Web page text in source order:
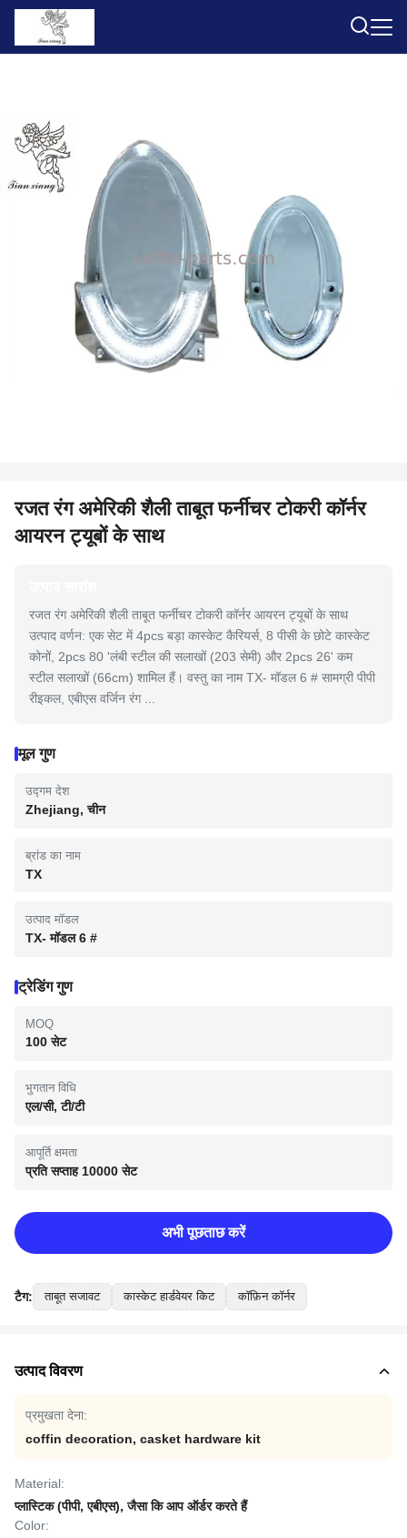
रजत रंग अमेरिकी शैली ताबूत फर्नीचर टोकरी कॉर्नर
आयरन ट्यूबों के साथ
रजत रंग अमेरिकी शैली ताबूत फर्नीचर टोकरी कॉर्नर आयरन ट्यूबों के साथ
उत्पाद वर्णन: एक सेट में 4pcs बड़ा कास्केट कैरियर्स, 8 पीसी के छोटे कास्केट
कोनों, 2pcs 80 'लंबी स्टील की सलाखों (203 सेमी) और 2pcs 26' कम
स्टील सलाखों (66cm) शामिल हैं। वस्तु का नाम TX- मॉडल 6 # सामग्री पीपी
रीइकल, एबीएस वर्जिन रंग ...
मूल गुण
उद्गम देश
Zhejiang, चीन
ब्रांड का नाम
TX
उत्पाद मॉडल
TX- मॉडल 6 #
ट्रेडिंग गुण
MOQ
100 सेट
भुगतान विधि
एल/सी, टी/टी
आपूर्ति क्षमता
प्रति सप्ताह 10000 सेट
अभी पूछताछ करें
टैग: ताबूत सजावट कास्केट हार्डवेयर किट कॉफ़िन कॉर्नर
उत्पाद विवरण
प्रमुखता देना:
coffin decoration, casket hardware kit
Material:
प्लास्टिक (पीपी, एबीएस), जैसा कि आप ऑर्डर करते हैं
Color: